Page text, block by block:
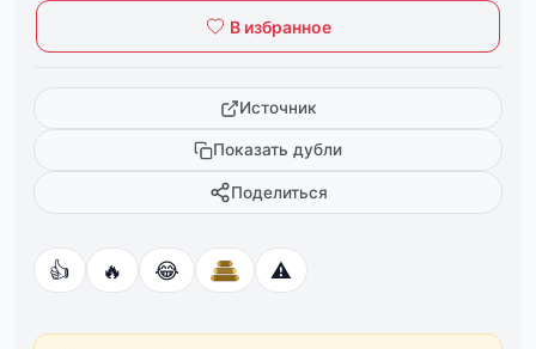
В избранное
Источник
Показать дубли
Поделиться
👍 🔥 😂 ⚠️